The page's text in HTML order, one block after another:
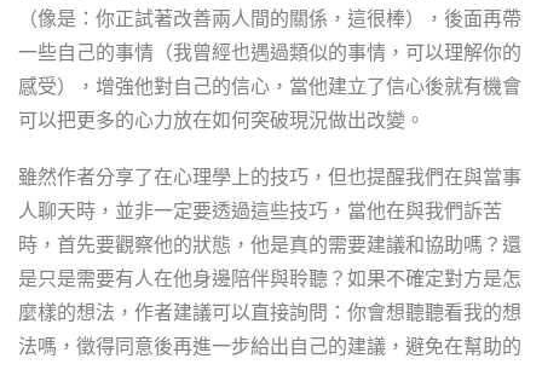
（像是：你正試著改善兩人間的關係，這很棒），後面再帶
一些自己的事情（我曾經也遇過類似的事情，可以理解你的
感受），增強他對自己的信心，當他建立了信心後就有機會
可以把更多的心力放在如何突破現況做出改變。
雖然作者分享了在心理學上的技巧，但也提醒我們在與當事
人聊天時，並非一定要透過這些技巧，當他在與我們訴苦
時，首先要觀察他的狀態，他是真的需要建議和協助嗎？還
是只是需要有人在他身邊陪伴與聆聽？如果不確定對方是怎
麼樣的想法，作者建議可以直接詢問：你會想聽聽看我的想
法嗎，徵得同意後再進一步給出自己的建議，避免在幫助的